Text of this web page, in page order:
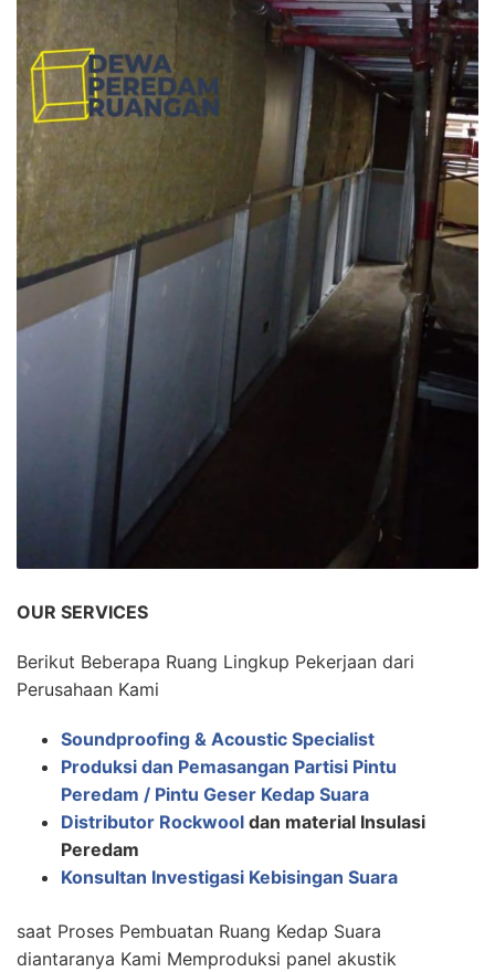
OUR SERVICES
Berikut Beberapa Ruang Lingkup Pekerjaan dari
Perusahaan Kami
Soundproofing & Acoustic Specialist
Produksi dan Pemasangan Partisi Pintu
Peredam / Pintu Geser Kedap Suara
Distributor Rockwool dan material Insulasi
Peredam
Konsultan Investigasi Kebisingan Suara
saat Proses Pembuatan Ruang Kedap Suara
diantaranya Kami Memproduksi panel akustik